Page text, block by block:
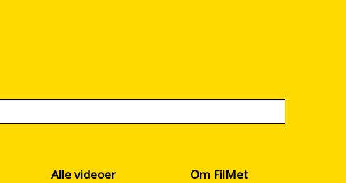
Alle videoer Om FilMet